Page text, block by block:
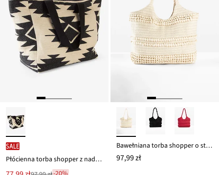
SALE
Płócienna torba shopper z nadrukiem graficznym
Bawełniana torba shopper o strukturalnym wyglądzie
97,99 zł